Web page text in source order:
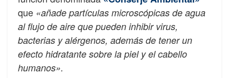
que «añade partículas microscópicas de agua
al flujo de aire que pueden inhibir virus,
bacterias y alérgenos, además de tener un
efecto hidratante sobre la piel y el cabello
humanos».